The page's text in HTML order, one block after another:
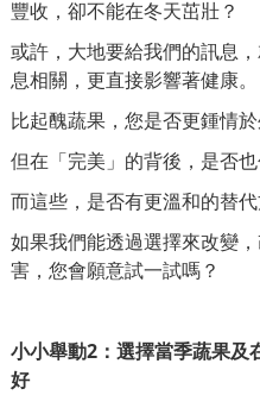
豐收，卻不能在冬天茁壯？
或許，大地要給我們的訊息
息相關，更直接影響著健康。
比起醜蔬果，您是否更鍾情
但在「完美」的背後，是否
而這些，是否有更溫和的替代
如果我們能透過選擇來改變
害，您會願意試一試嗎？
小小舉動2：選擇當季蔬果及
好